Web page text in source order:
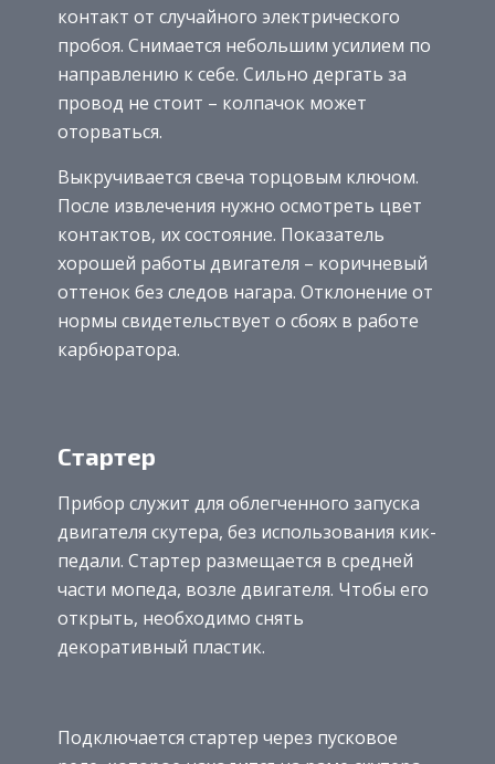
контакт от случайного электрического
пробоя. Снимается небольшим усилием по
направлению к себе. Сильно дергать за
провод не стоит – колпачок может
оторваться.
Выкручивается свеча торцовым ключом.
После извлечения нужно осмотреть цвет
контактов, их состояние. Показатель
хорошей работы двигателя – коричневый
оттенок без следов нагара. Отклонение от
нормы свидетельствует о сбоях в работе
карбюратора.
Стартер
Прибор служит для облегченного запуска
двигателя скутера, без использования кик-
педали. Стартер размещается в средней
части мопеда, возле двигателя. Чтобы его
открыть, необходимо снять
декоративный пластик.
Подключается стартер через пусковое